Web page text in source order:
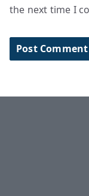
the next time I